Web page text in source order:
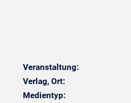
Veranstaltung:
Verlag, Ort:
Medientyp: